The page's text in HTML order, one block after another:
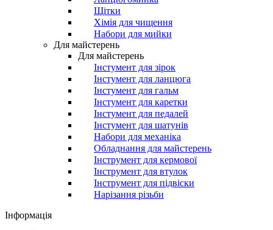
Щітки
Хімія для чищення
Набори для мийки
Для майстерень
Для майстерень
Інстумент для зірок
Інстумент для ланцюга
Інстумент для гальм
Інстумент для каретки
Інстумент для педалей
Інстумент для шатунів
Набори для механіка
Обладнання для майстерень
Інструмент для кермової
Інструмент для втулок
Інструмент для підвіски
Нарізання різьби
Інформація